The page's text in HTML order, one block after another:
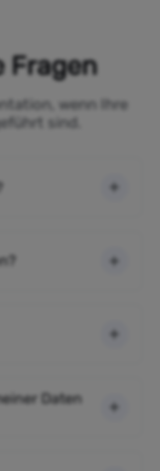
Fragen
wenn Ihre
sind.
Daten